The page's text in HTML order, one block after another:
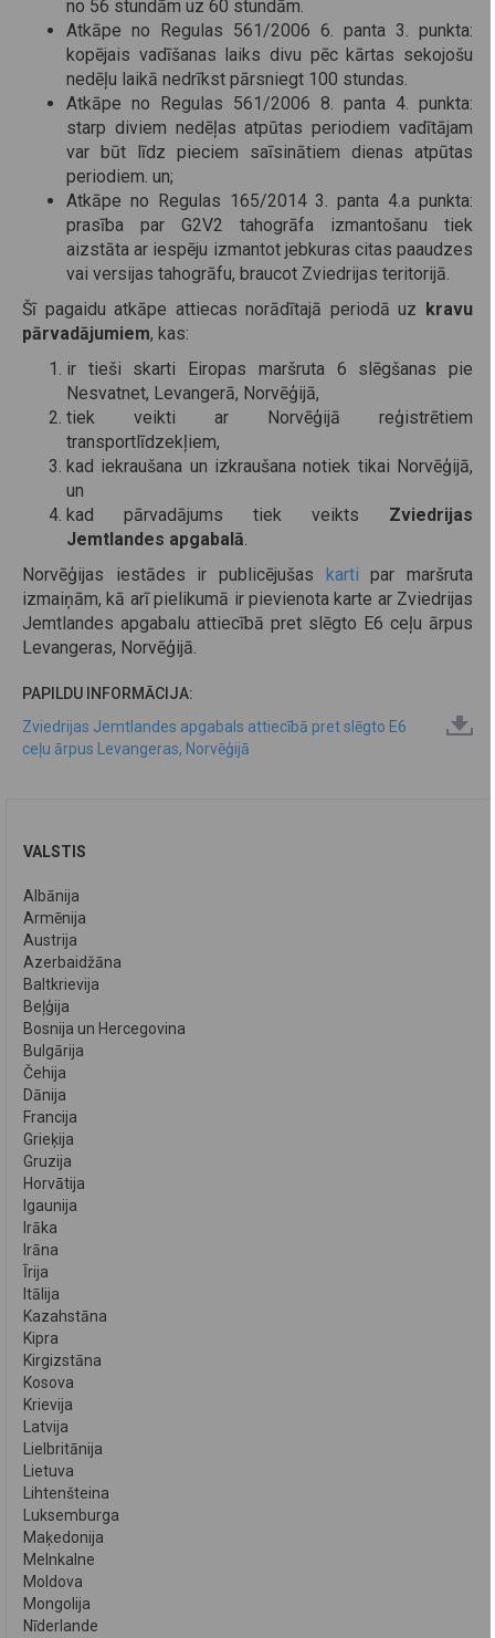
no 56 stundām uz 60 stundām.
Atkāpe no Regulas 561/2006 6. panta 3. punkta:
kopējais vadīšanas laiks divu pēc kārtas sekojošu
nedēļu laikā nedrīkst pārsniegt 100 stundas.
Atkāpe no Regulas 561/2006 8. panta 4. punkta:
starp diviem nedēļas atpūtas periodiem vadītājam
var būt līdz pieciem saīsinātiem dienas atpūtas
periodiem. un;
Atkāpe no Regulas 165/2014 3. panta 4.a punkta:
prasība par G2V2 tahogrāfa izmantošanu tiek
aizstāta ar iespēju izmantot jebkuras citas paaudzes
vai versijas tahogrāfu, braucot Zviedrijas teritorijā.
Šī pagaidu atkāpe attiecas norādītajā periodā uz
kravu
pārvadājumiem, kas:
ir tieši skarti Eiropas maršruta 6 slēgšanas pie
Nesvatnet, Levangerā, Norvēģijā,
tiek veikti ar Norvēģijā reģistrētiem
transportlīdzekļiem,
kad iekraušana un izkraušana notiek tikai Norvēģijā,
un
kad pārvadājums tiek veikts Zviedrijas
Jemtlandes apgabalā.
Norvēģijas iestādes ir publicējušas
karti par maršruta
izmaiņām, kā arī pielikumā ir pievienota karte ar Zviedrijas
Jemtlandes apgabalu attiecībā pret slēgto E6 ceļu ārpus
Levangeras, Norvēģijā.
PAPILDU INFORMĀCIJA:
Zviedrijas Jemtlandes apgabals attiecībā pret slēgto E6
ceļu ārpus Levangeras, Norvēģijā
VALSTIS
Albānija
Armēnija
Austrija
Azerbaidžāna
Baltkrievija
Beļģija
Bosnija un Hercegovina
Bulgārija
Čehija
Dānija
Francija
Grieķija
Gruzija
Horvātija
Igaunija
Irāka
Irāna
Īrija
Itālija
Kazahstāna
Kipra
Kirgizstāna
Kosova
Krievija
Latvija
Lielbritānija
Lietuva
Lihtenšteina
Luksemburga
Maķedonija
Melnkalne
Moldova
Mongolija
Nīderlande